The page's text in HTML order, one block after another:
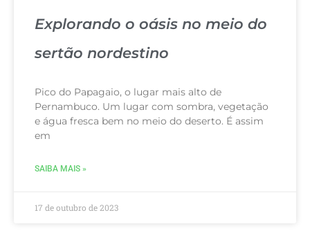
Explorando o oásis no meio do
sertão nordestino
Pico do Papagaio, o lugar mais alto de
Pernambuco. Um lugar com sombra, vegetação
e água fresca bem no meio do deserto. É assim
em
SAIBA MAIS »
17 de outubro de 2023